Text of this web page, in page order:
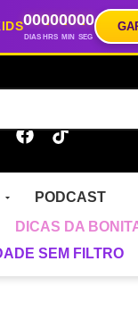
00
DIAS
00
HRS
00
MIN
00
SEG
PODCAST
DICAS DA
SEM FILTRO